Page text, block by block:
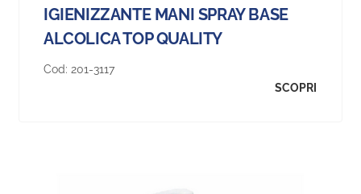
IGIENIZZANTE MANI SPRAY BASE
ALCOLICA TOP QUALITY
Cod: 201-3117
SCOPRI